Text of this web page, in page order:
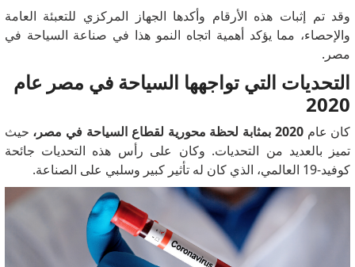
وقد تم إثبات هذه الأرقام وأكدها الجهاز المركزي للتعبئة العامة
والإحصاء، مما يؤكد أهمية اتجاه النمو هذا في صناعة السياحة في
مصر.
التحديات التي تواجهها السياحة في مصر عام
2020
كان عام2020 بمثابة لحظة محورية لقطاع السياحة في مصر،
حيث
تميز بالعديد من التحديات. وكان على رأس هذه التحديات جائحة
كوفيد-19 العالمي، الذي كان له تأثير كبير وسلبي على الصناعة.